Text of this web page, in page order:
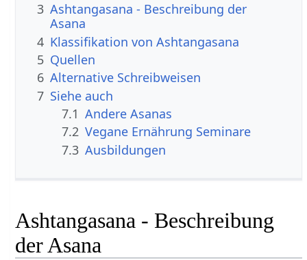
3 Ashtangasana - Beschreibung der
Asana
4 Klassifikation von Ashtangasana
5 Quellen
6 Alternative Schreibweisen
7 Siehe auch
7.1 Andere Asanas
7.2 Vegane Ernährung Seminare
7.3 Ausbildungen
Ashtangasana - Beschreibung
der Asana